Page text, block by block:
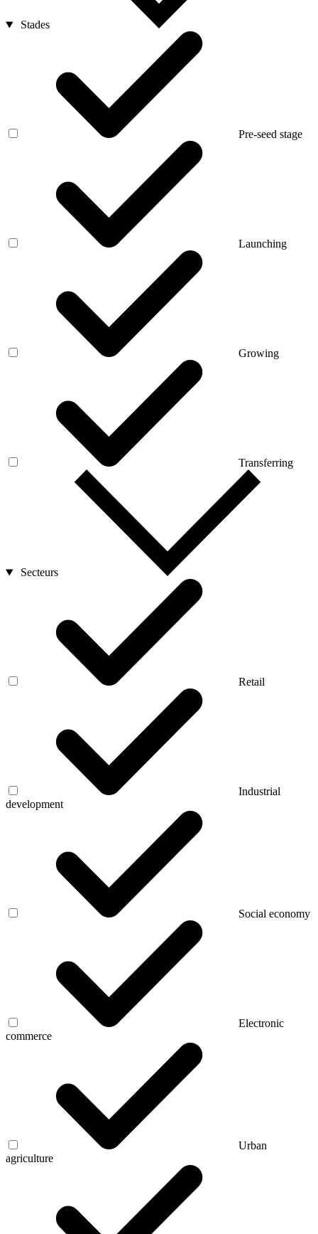
Stades
Pre-seed stage
Launching
Growing
Transferring
Secteurs
Retail
Industrial
development
Social economy
Electronic
commerce
Urban
agriculture